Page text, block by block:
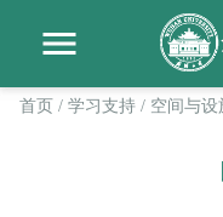
首页/ 学习支持 / 空间与设